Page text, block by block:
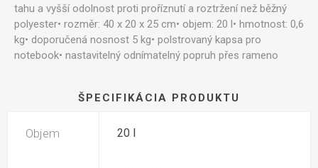
tahu a vyšší odolnost proti proříznutí a roztržení než běžný
polyester• rozměr: 40 x 20 x 25 cm• objem: 20 l• hmotnost: 0,6
kg• doporučená nosnost 5 kg• polstrovaný kapsa pro
notebook• nastavitelný odnímatelný popruh přes rameno
ŠPECIFIKÁCIA PRODUKTU
Objem 20 l